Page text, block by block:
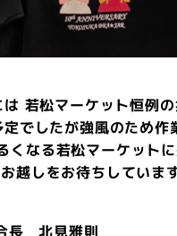
若松マーケット恒例
でしたが強風のため作
くなる若松マーケット
越しをお待ちしていま
長 北見雅則